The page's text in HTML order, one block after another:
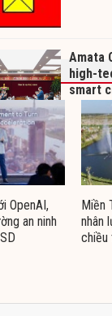
OpenAI,
an ninh
Miền
nhân
chiều